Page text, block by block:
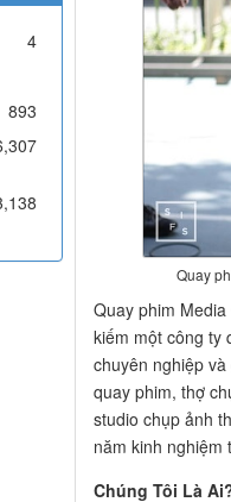
Quay
Quay phim
kiếm một công ty
chuyên nghiệp
quay phim, thợ
studio chụp ảnh
năm kinh nghiệm
Chúng Tôi Là
4
893